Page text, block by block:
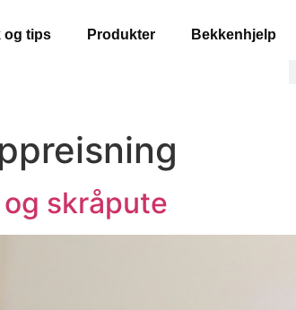
og tips Produkter Bekkenhjelp
skråpute